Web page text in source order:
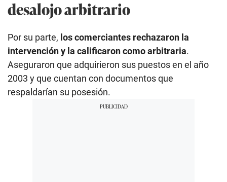
desalojo arbitrario
Por su parte, los comerciantes rechazaron la
intervención y la calificaron como arbitraria.
Aseguraron que adquirieron sus puestos en el año
2003 y que cuentan con documentos que
respaldarían su posesión.